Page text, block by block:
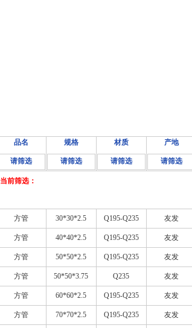
品名
请筛选
规格
请筛选
材质
请筛选
产地
请筛选
当前筛选：
方管 30*30*2.5 Q195-Q235 友发
方管 40*40*2.5 Q195-Q235 友发
方管 50*50*2.5 Q195-Q235 友发
方管 50*50*3.75 Q235 友发
方管 60*60*2.5 Q195-Q235 友发
方管 70*70*2.5 Q195-Q235 友发